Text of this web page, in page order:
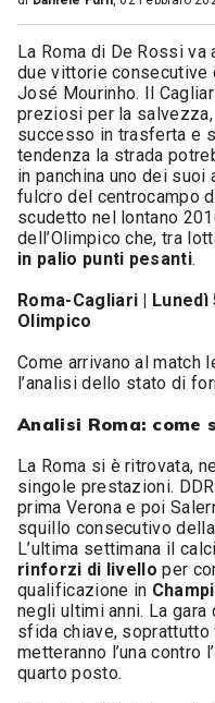
La Roma di De Rossi
due vittorie consecutive
José Mourinho. Il
preziosi per la
successo in trasferta e
tendenza la strada
in panchina uno dei suoi
fulcro del centrocampo
scudetto nel lontano
dell’Olimpico che, tra
in palio punti pesanti.
Roma-Cagliari |
Olimpico
Come arrivano al match
l’analisi dello stato di
Analisi Roma: come
La Roma si è ritrovata,
singole prestazioni.
prima Verona e poi
squillo consecutivo
L’ultima settimana il
rinforzi di livello per
qualificazione in
negli ultimi anni. La
sfida chiave,
metteranno l’una contro
quarto posto.